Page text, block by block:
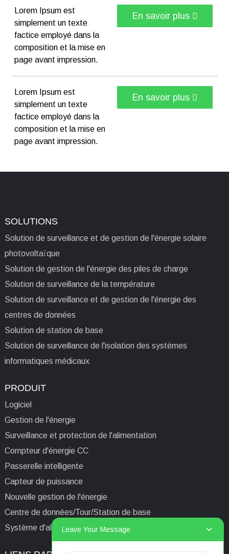
Lorem Ipsum est
simplement un texte
factice employé dans la
composition et la mise en
page avant impression.
En savoir plus
Lorem Ipsum est
simplement un texte
factice employé dans la
composition et la mise en
page avant impression.
En savoir plus
SOLUTIONS
Solution de surveillance et de gestion de l'énergie solaire
photovoltaïque
Solution de gestion de l'énergie des piles de charge
Solution de surveillance de la température
Solution de surveillance et de gestion de l'énergie des
centres de données
Solution de station de base
Solution de surveillance de l'isolation des systèmes
informatiques médicaux
PRODUIT
Logiciel
Gestion de l'énergie
Surveillance et protection de l'alimentation
Compteur d'énergie CC
Passerelle intelligente
Capteur de puissance
Nouvelle gestion de l'énergie
Centre de données/Tour/Station de base
Système d'alimentation isolé informatique médical
Leave Your Message